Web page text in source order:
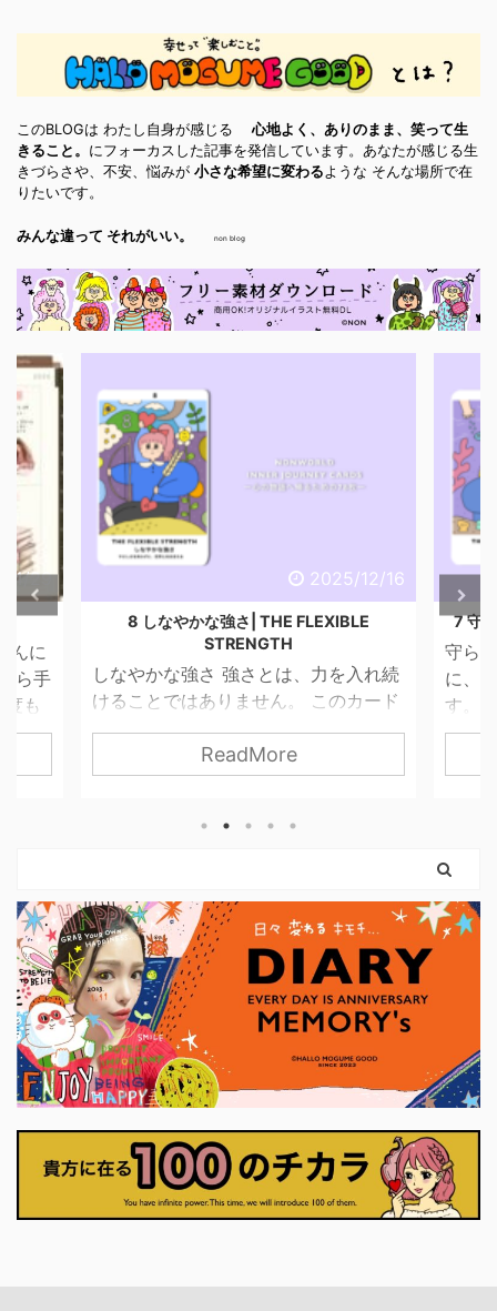
このBLOGは わたし自身が感じる心地よく、ありのまま、笑って生
きること。 にフォーカスした記事を発信しています。あなたが感じる生
きづらさや、不安、悩みが 小さな希望に変わる ような そんな場所で在
りたいです。
みんな違って それがいい。 non blog
2025/12/16
FLEXIBLE
は、力を入れ続
ん。 このカード
を失わずに、世
続けなくてもい
くていい」 とい
す。 前のカード
ここで初めて、
ます。 それは大
まいません。 小
2025/12/
7 守られた意志 | THE PROTECTED WILL
守られた意志 進まなきゃいけないの
に、 心がついてこないときがありま
す。 そんなとき、わたしたちは「止ま
っている自分」を責めてしまいがちで
す。 でも、このカードが伝えているの
ちゃんと準備が始まっています。 この
りも、自分の内側を信じる姿。 動く前
に、「何を大切にしたいのか」を 静か
に確かめている状態です。 今は、無理
に決断しなくていい。 無理に行動しな
くていい。 ...
ReadMore